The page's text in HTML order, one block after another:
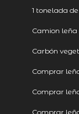
1 tonelada
Camion leña
Carbón
Comprar
Comprar
Comprar